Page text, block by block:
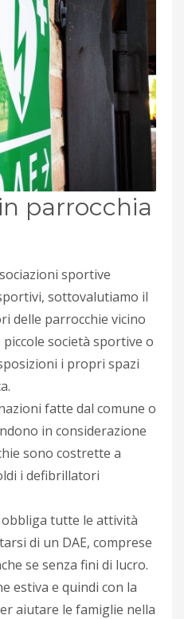
parrocchia
sportive
sottovalutiamo il
delle parrocchie vicino
società sportive o
i propri spazi
fatte dal comune o
in considerazione
sono costrette a
i defibrillatori
tutte le attività
di un DAE, comprese
se senza fini di lucro.
estiva e quindi con la
aiutare le famiglie nella